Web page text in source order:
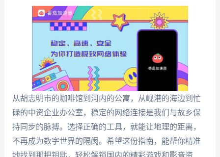
从胡志明市的咖啡馆到河内的公寓，从岘港的海边到忙
碌的中资企业办公室，稳定的网络连接是我们与故乡保
持同步的脉搏。选择正确的工具，就能让地理的距离，
不再成为数字世界的隔阂。希望这份指南，能帮你精准